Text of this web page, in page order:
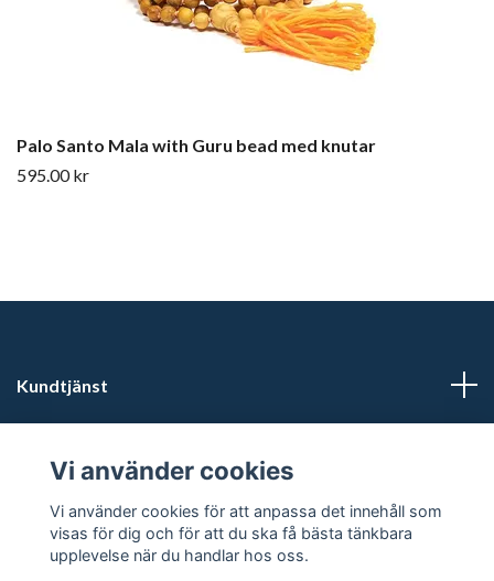
Palo Santo Mala with Guru bead med knutar
595.00 kr
Kundtjänst
Sociala medier
Vi använder cookies
Vi använder cookies för att anpassa det innehåll som
visas för dig och för att du ska få bästa tänkbara
upplevelse när du handlar hos oss.